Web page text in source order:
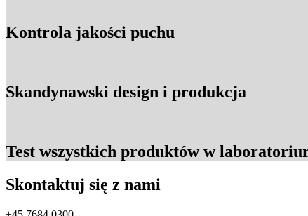
Kontrola jakości puchu
Skandynawski design i produkcja
Test wszystkich produktów w
Skontaktuj się z nami